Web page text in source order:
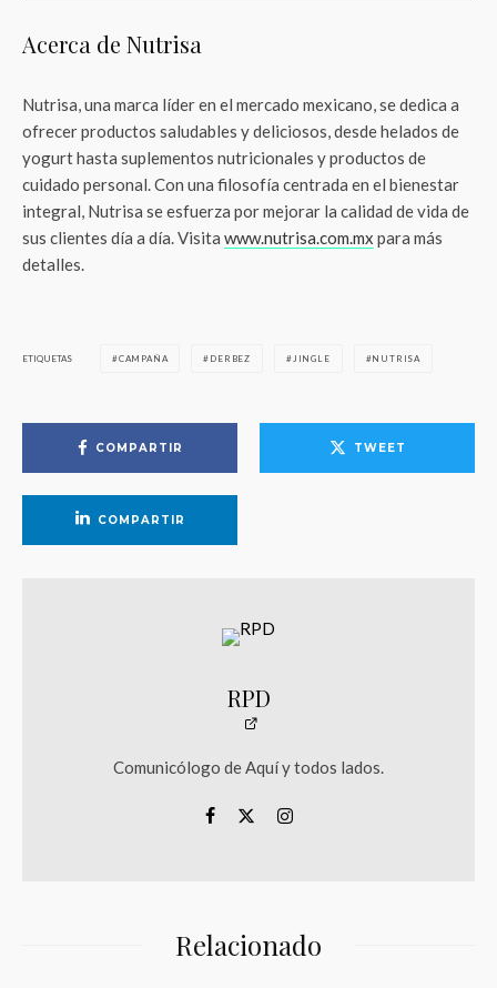
Acerca de Nutrisa
Nutrisa, una marca líder en el mercado mexicano, se dedica a
ofrecer productos saludables y deliciosos, desde helados de
yogurt hasta suplementos nutricionales y productos de
cuidado personal. Con una filosofía centrada en el bienestar
integral, Nutrisa se esfuerza por mejorar la calidad de vida de
sus clientes día a día. Visita www.nutrisa.com.mx para más
detalles.
ETIQUETAS CAMPAÑA DERBEZ JINGLE NUTRISA
COMPARTIR TWEET
COMPARTIR
RPD
Comunicólogo de Aquí y todos lados.
Relacionado